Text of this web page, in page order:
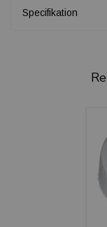
Specifikation